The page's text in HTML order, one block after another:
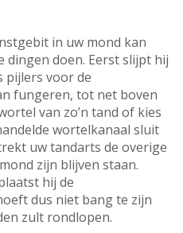
in uw mond kan
dingen doen. Eerst slijpt hij
pijlers voor de
fungeren, tot net boven
van zo’n tand of kies
wortelkanaal sluit
uw tandarts de overige
zijn blijven staan.
hij de
dus niet bang te zijn
zult rondlopen.